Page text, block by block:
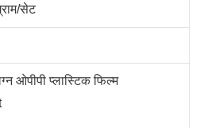
सेट
ओपीपी प्लास्टिक फिल्म